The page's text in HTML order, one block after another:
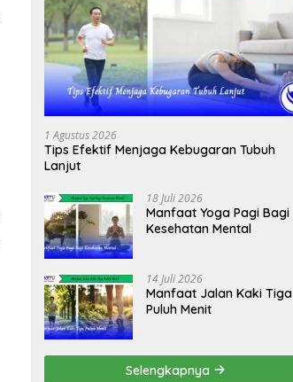
1 Agustus 2026
Tips Efektif Menjaga Kebugaran Tubuh
Lanjut
18 Juli 2026
Manfaat Yoga Pagi Bagi
Kesehatan Mental
14 Juli 2026
Manfaat Jalan Kaki Tiga
Puluh Menit
Selengkapnya